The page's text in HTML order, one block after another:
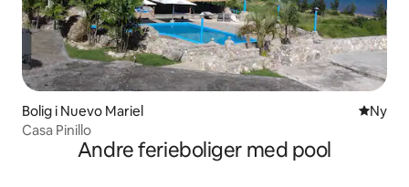
Bolig i Nuevo Mariel Nyt
Ny
Casa Pinillo
Andre ferieboliger med pool